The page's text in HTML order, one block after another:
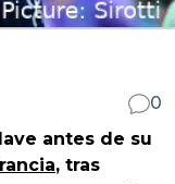
0
antes de su
, tras